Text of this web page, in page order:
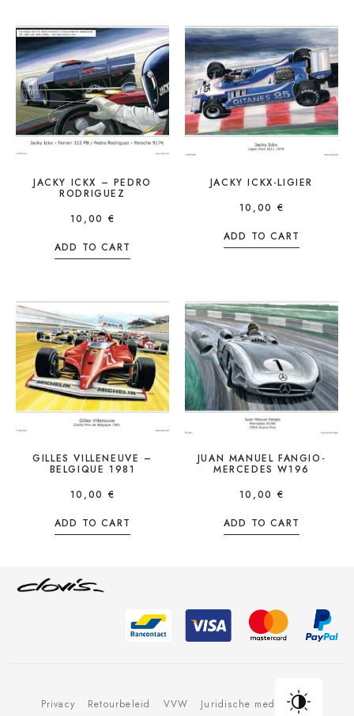
JACKY ICKX – PEDRO
RODRIGUEZ
10,00 €
ADD TO CART
JACKY ICKX-LIGIER
10,00 €
ADD TO CART
GILLES VILLENEUVE –
BELGIQUE 1981
10,00 €
ADD TO CART
JUAN MANUEL FANGIO-
MERCEDES W196
10,00 €
ADD TO CART
Privacy Retourbeleid VVW Juridische mededeling